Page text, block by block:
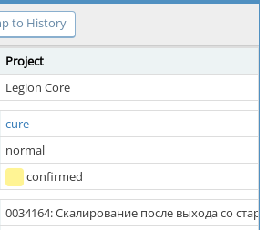
to History
Project
Legion Core
cure
normal
confirmed
0034164: Скалирование после выхода со